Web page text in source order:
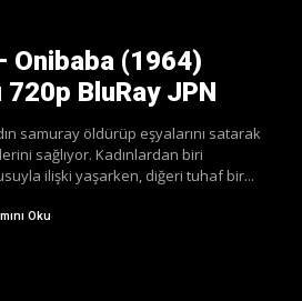
Onibaba (1964)
BluRay JPN
samuray öldürüp eşyalarını satarak
sağlıyor. Kadınlardan biri
ilişki yaşarken, diğeri tuhaf bir...
Oku